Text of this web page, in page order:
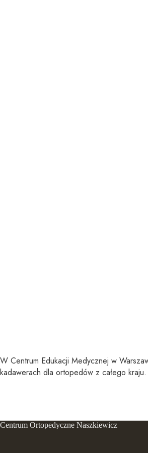
W Centrum Edukacji Medycznej w
kadawerach dla ortopedów z całego kraju.
Centrum Ortopedyczne Naszkiewicz